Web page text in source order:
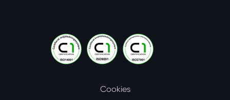
Cookies